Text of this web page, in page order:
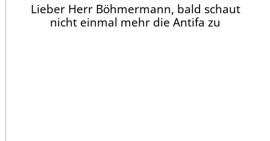
Lieber Herr Böhmermann, bald schaut
nicht einmal mehr die Antifa zu